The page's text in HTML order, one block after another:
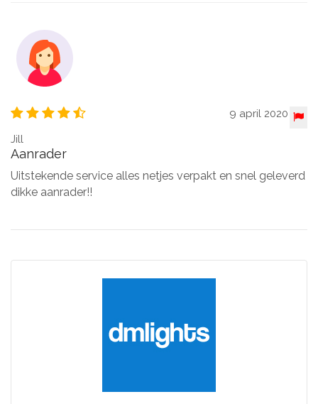
9 april 2020
Jill
Aanrader
Uitstekende service alles netjes verpakt en snel geleverd
dikke aanrader!!